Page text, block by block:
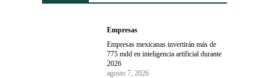
Empresas
Empresas mexicanas invertirán más de
775 mdd en inteligencia artificial durante
2026
agosto 7, 2026